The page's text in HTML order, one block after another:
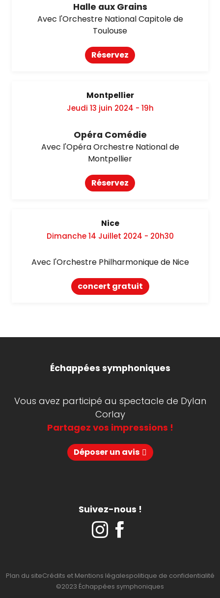
Halle aux Grains
Avec l'Orchestre National Capitole de
Toulouse
Réservez
Montpellier
Jeudi 13 juin 2024 - 19h
Opéra Comédie
Avec l'Opéra Orchestre National de
Montpellier
Réservez
Nice
Dimanche 14 Juillet 2024 - 20h30
Avec l'Orchestre Philharmonique de Nice
concert gratuit
Échappées symphoniques
Vous avez participé au spectacle de Dylan
Corlay
Partagez vos impressions !
Déposer un avis
Suivez-nous !
Plan du siteCrédits et Mentions légalespolitique de confidentialité
©2023 Échappées symphoniques